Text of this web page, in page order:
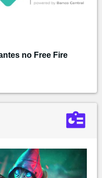
no Free Fire